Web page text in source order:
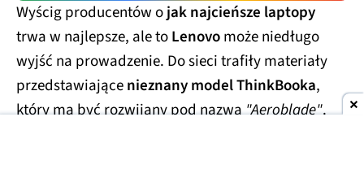
Wyścig producentów ojak najcieńsze laptopy
trwa w najlepsze, ale toLenovomoże niedługo
wyjść na prowadzenie. Do sieci trafiły materiały
przedstawiającenieznany model ThinkBooka,
który ma być rozwijany pod nazwą"Aeroblade".